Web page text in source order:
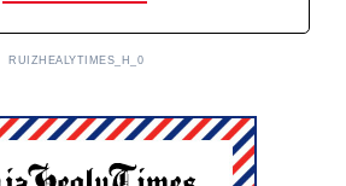
RUIZHEALYTIMES_H_0